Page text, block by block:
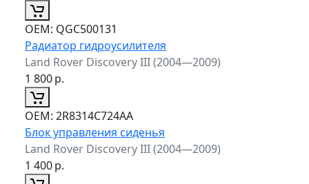
ОЕМ: QGC500131
Радиатор гидроусилителя
Land Rover Discovery III (2004—2009)
1 800р.
ОЕМ: 2R8314C724AA
Блок управления сиденья
Land Rover Discovery III (2004—2009)
1 400р.